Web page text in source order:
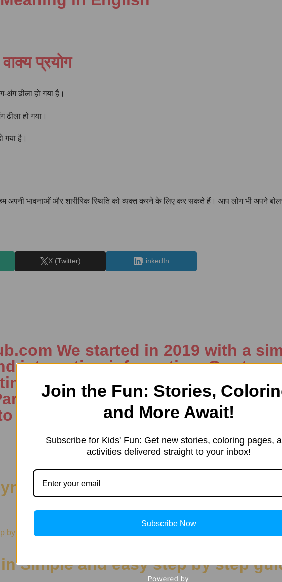
प्रयोग
ढीला हो गया है।
हो गया।
गया है।
हम अपनी भावनाओं और शारीरिक स्थिति को व्यक्त करने के लिए कर सकते हैं। आप लोग भी अपने
X (Twitter) LinkedIn
We started in 2019 with a
interesting information. Our
content in different
Kids’ products,
draw, and more.
of आकाश in Hindi)
Simple and easy step by step
Join the Fun: Stories,
and More Await!
Subscribe for Kids' Fun: Get new stories, coloring pages,
activities delivered straight to your inbox!
Subscribe Now